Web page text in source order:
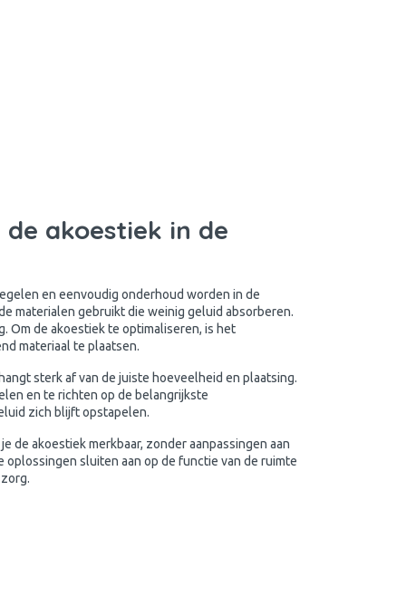
akoestiek in de
en eenvoudig onderhoud worden in de
materialen gebruikt die weinig geluid absorberen.
Om de akoestiek te optimaliseren, is het
materiaal te plaatsen.
sterk af van de juiste hoeveelheid en plaatsing.
en te richten op de belangrijkste
zich blijft opstapelen.
de akoestiek merkbaar, zonder aanpassingen aan
sluiten aan op de functie van de ruimte